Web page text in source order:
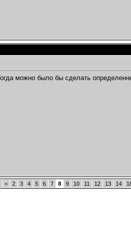
можно было бы сделать
< 2 3 4 5 6 7 8 9 10 11 12 13 14